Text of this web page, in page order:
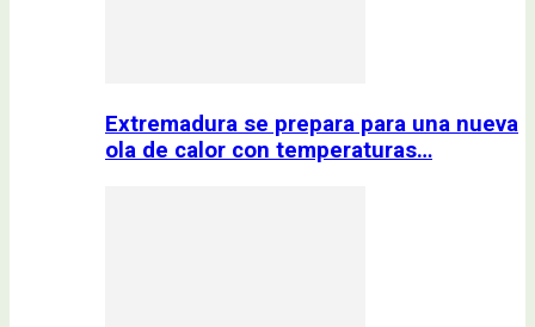
Extremadura se prepara para una nueva
ola de calor con temperaturas…